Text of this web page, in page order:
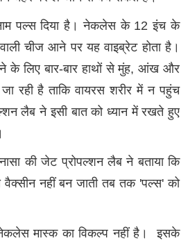
पल्स दिया है। नेकलेस के 12 इंच के
चीज आने पर यह वाइब्रेट होता है।
के लिए बार-बार हाथों से मुंह, आंख और
रही है ताकि वायरस शरीर में न पहुंच
लैब ने इसी बात को ध्यान में रखते हुए
की जेट प्रोपल्शन लैब ने बताया कि
वैक्सीन नहीं बन जाती तब तक 'पल्स' को
मास्क का विकल्प नहीं है।इसके